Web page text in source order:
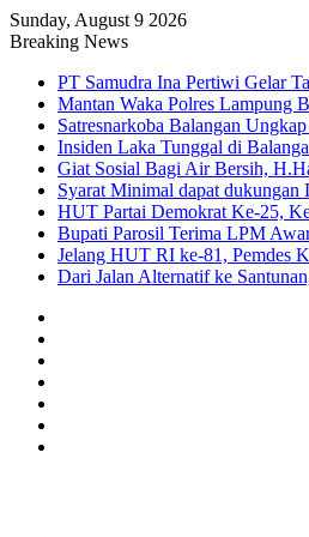
Sunday, August 9 2026
Breaking News
PT Samudra Ina Pertiwi Gelar
Mantan Waka Polres Lampung
Satresnarkoba Balangan
Insiden Laka Tunggal di
Giat Sosial Bagi Air Bersih,
Syarat Minimal dapat
HUT Partai Demokrat Ke-25,
Bupati Parosil Terima LPM
Jelang HUT RI ke-81, Pemdes
Dari Jalan Alternatif ke